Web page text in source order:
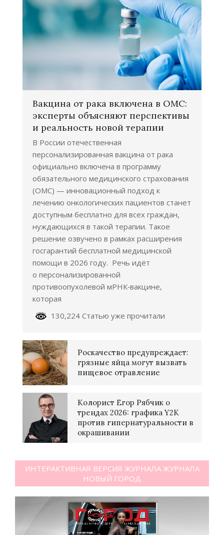
Вакцина от рака включена в ОМС:
эксперты объясняют перспективы
и реальность новой терапии
В России отечественная
персонализированная вакцина от рака
официально включена в программу
обязательного медицинского страхования
(ОМС) — инновационный подход к
лечению онкологических пациентов станет
доступным бесплатно для всех граждан,
нуждающихся в такой терапии. Такое
решение озвучено в рамках расширения
госгарантий бесплатной медицинской
помощи в 2026 году. Речь идёт
о персонализированной
противоопухолевой мРНК‑вакцине,
которая
130,224 Статью уже прочитали
Роскачество предупреждает:
грязные яйца могут вызвать
пищевое отравление
Колорист Егор Рябчик о
трендах 2026: графика Y2K
против гипернатуральности в
окрашивании
ИНТЕРАКТИВНАЯ ВЕРСИЯ ЖУРНАЛА ЖУРНАЛА
НОВЫЙ ГОРОД